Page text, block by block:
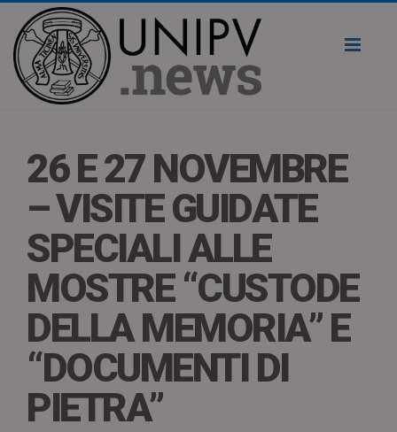
26 E 27 NOVEMBRE
– VISITE GUIDATE
SPECIALI ALLE
MOSTRE “CUSTODE
DELLA MEMORIA” E
“DOCUMENTI DI
PIETRA”